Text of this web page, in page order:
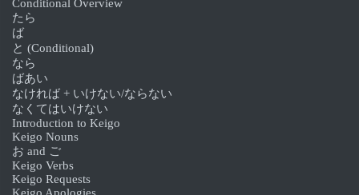
Conditional Overview
たら
ば
と (Conditional)
なら
ばあい
なければ + いけない/ならない
なくてはいけない
Introduction to Keigo
Keigo Nouns
お and ご
Keigo Verbs
Keigo Requests